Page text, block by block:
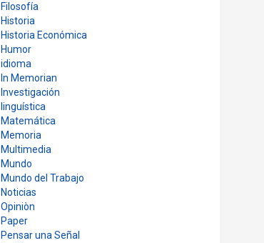
Filosofía
Historia
Historia Económica
Humor
idioma
In Memorian
Investigación
linguística
Matemática
Memoria
Multimedia
Mundo
Mundo del Trabajo
Noticias
Opiniòn
Paper
Pensar una Señal